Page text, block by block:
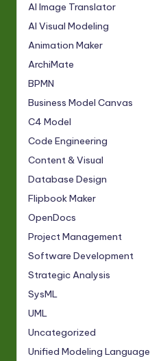
AI Image Translator
AI Visual Modeling
Animation Maker
ArchiMate
BPMN
Business Model Canvas
C4 Model
Code Engineering
Content & Visual
Database Design
Flipbook Maker
OpenDocs
Project Management
Software Development
Strategic Analysis
SysML
UML
Uncategorized
Unified Modeling Language